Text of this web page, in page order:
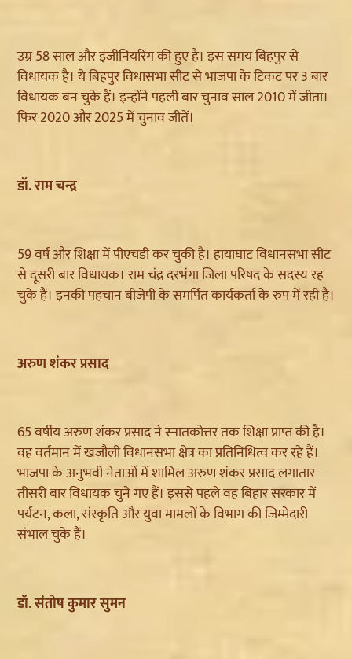
उम्र 58 साल और इंजीनियरिंग की हुए है। इस समय बिहपुर से
विधायक है। ये बिहपुर विधासभा सीट से भाजपा के टिकट पर 3 बार
विधायक बन चुके हैं। इन्होंने पहली बार चुनाव साल 2010 में जीता।
फिर 2020 और 2025 में चुनाव जीतें।
डॉ. राम चन्द्र
59 वर्ष और शिक्षा में पीएचडी कर चुकी है। हायाघाट विधानसभा सीट
से दूसरी बार विधायक। राम चंद्र दरभंगा जिला परिषद के सदस्य रह
चुके हैं। इनकी पहचान बीजेपी के समर्पित कार्यकर्ता के रुप में रही है।
अरुण शंकर प्रसाद
65 वर्षीय अरुण शंकर प्रसाद ने स्नातकोत्तर तक शिक्षा प्राप्त की है।
वह वर्तमान में खजौली विधानसभा क्षेत्र का प्रतिनिधित्व कर रहे हैं।
भाजपा के अनुभवी नेताओं में शामिल अरुण शंकर प्रसाद लगातार
तीसरी बार विधायक चुने गए हैं। इससे पहले वह बिहार सरकार में
पर्यटन, कला, संस्कृति और युवा मामलों के विभाग की जिम्मेदारी
संभाल चुके हैं।
डॉ. संतोष कुमार सुमन